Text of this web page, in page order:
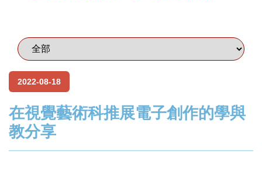
2022-08-18
在視覺藝術科推展電子創作的學與
教分享